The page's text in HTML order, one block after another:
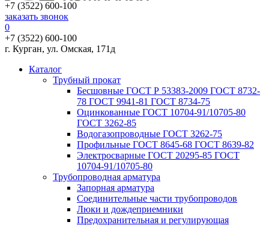
+7 (3522) 600-100
заказать звонок
0
+7 (3522) 600-100
г. Курган, ул. Омская, 171д
Каталог
Трубный прокат
Беcшовные ГОСТ Р 53383-2009 ГОСТ 8732-
78 ГОСТ 9941-81 ГОСТ 8734-75
Оцинкованные ГОСТ 10704-91/10705-80
ГОСТ 3262-85
Водогазопроводные ГОСТ 3262-75
Профильные ГОСТ 8645-68 ГОСТ 8639-82
Электросварные ГОСТ 20295-85 ГОСТ
10704-91/10705-80
Трубопроводная арматура
Запорная арматура
Соединительные части трубопроводов
Люки и дождеприемники
Предохранительная и регулирующая